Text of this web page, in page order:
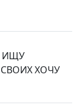
ЖЕНЩИНУ ИЛИ ДЕВУШКУ БЕЗ ДЕТЕЙ СВОИХ ХОЧУ